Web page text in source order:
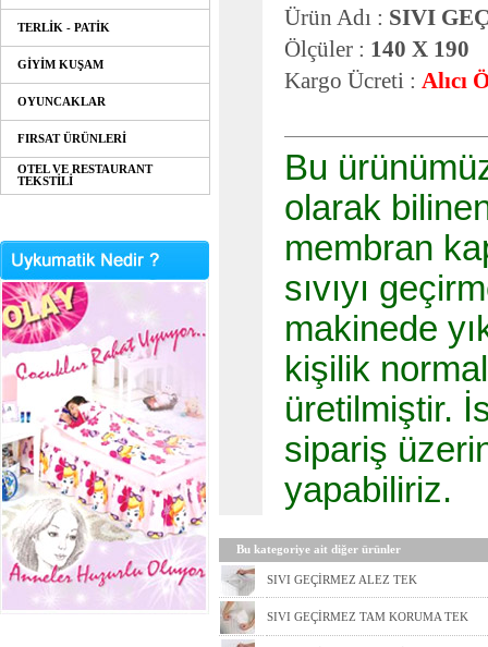
TERLİK - PATİK
GİYİM KUŞAM
OYUNCAKLAR
FIRSAT ÜRÜNLERİ
OTEL VE RESTAURANT
TEKSTİLİ
Ürün Adı : SIVI
Ölçüler : 140 X 190
Kargo Ücreti : Alıcı
Bu
olarak
membran
sıvıyı
makinede
kişilik
üretilmiştir.
sipariş
yapabiliriz.
Bu kategoriye ait diğer ürünler
SIVI GEÇİRMEZ ALEZ TEK
SIVI GEÇİRMEZ TAM KORUMA TEK